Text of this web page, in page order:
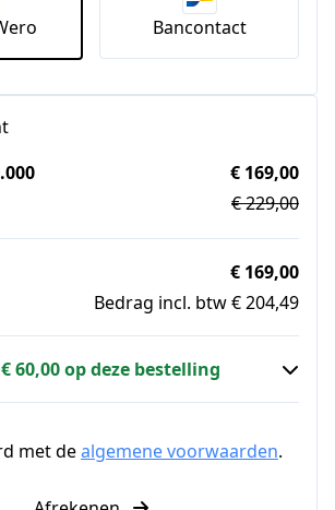
Bancontact
€ 169,00
€ 229,00
€ 169,00
Bedrag incl. btw € 204,49
60,00 op deze bestelling
met dealgemene voorwaarden.